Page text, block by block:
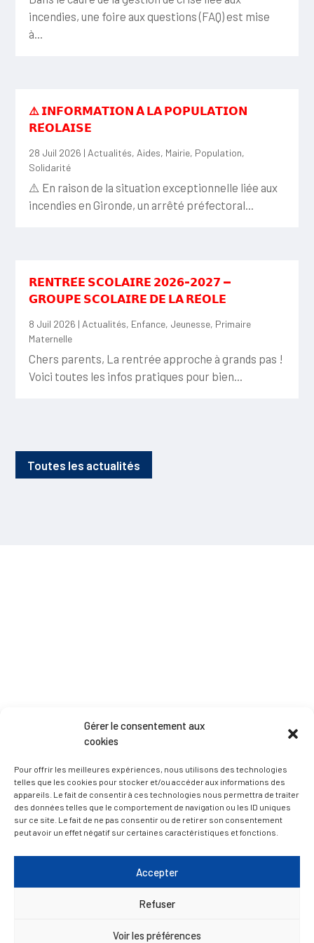
Gérer le consentement aux
cookies
Pour offrir les meilleures expériences, nous utilisons des technologies
telles que les cookies pour stocker et/ou accéder aux informations des
appareils. Le fait de consentir à ces technologies nous permettra de traiter
des données telles que le comportement de navigation ou les ID uniques
sur ce site. Le fait de ne pas consentir ou de retirer son consentement
peut avoir un effet négatif sur certaines caractéristiques et fonctions.
Accepter
Refuser
Voir les préférences
incendies, une foire aux questions (FAQ) est mise
à...
⚠️ 𝗜𝗡𝗙𝗢𝗥𝗠𝗔𝗧𝗜𝗢𝗡 𝗔̀ 𝗟𝗔 𝗣𝗢𝗣𝗨𝗟𝗔𝗧𝗜𝗢𝗡
𝗥𝗘́𝗢𝗟𝗔𝗜𝗦𝗘
28 Juil 2026 |Actualités,Aides, Mairie, Population,
Solidarité
⚠️ En raison de la situation exceptionnelle liée aux
incendies en Gironde, un arrêté préfectoral...
𝗥𝗘𝗡𝗧𝗥𝗘́𝗘 𝗦𝗖𝗢𝗟𝗔𝗜𝗥𝗘 𝟮𝟬𝟮𝟲-𝟮𝟬𝟮𝟳 —
𝗚𝗥𝗢𝗨𝗣𝗘 𝗦𝗖𝗢𝗟𝗔𝗜𝗥𝗘 𝗗𝗘 𝗟𝗔 𝗥𝗘́𝗢𝗟𝗘
8 Juil 2026 |Actualités, Enfance, Jeunesse, Primaire
Maternelle
Chers parents, La rentrée approche à grands pas !
Voici toutes les infos pratiques pour bien...
Toutes les actualités
MAIRIE LA RÉOLE
Esplanade Charles de Gaulle
33 190 La Réole
mairie@lareole.fr